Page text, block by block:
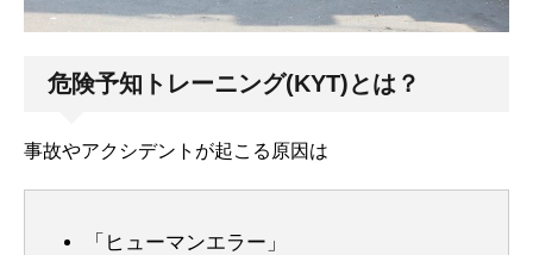
危険予知トレーニング(KYT)とは？
事故やアクシデントが起こる原因は
「ヒューマンエラー」